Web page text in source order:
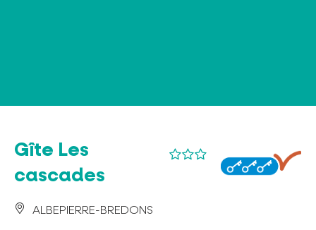
Gîte Les
cascades
ALBEPIERRE-BREDONS